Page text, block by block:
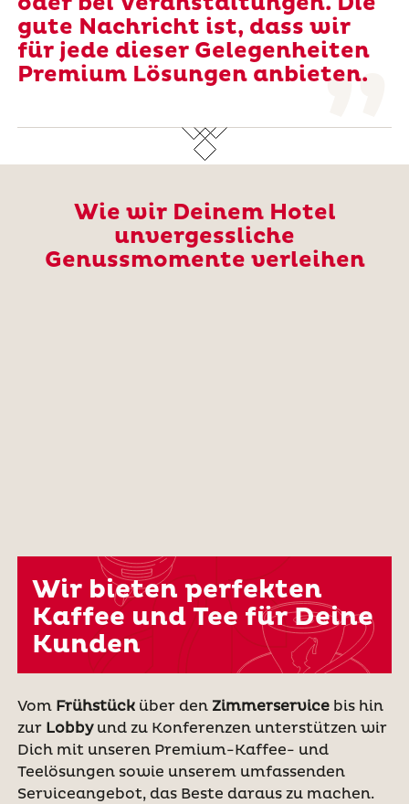
gute Nachricht ist, dass wir
für jede dieser Gelegenheiten
Premium Lösungen anbieten.
Wie wir Deinem Hotel
unvergessliche
Genussmomente verleihen
VomFrühstück über den Zimmerservice bis hin
zur Lobby und zu Konferenzen unterstützen wir
Dich mit unseren Premium-Kaffee- und
Teelösungen sowie unserem umfassenden
Serviceangebot, das Beste daraus zu machen.
Wir bieten perfekten
Kaffee und Tee für Deine
Kunden